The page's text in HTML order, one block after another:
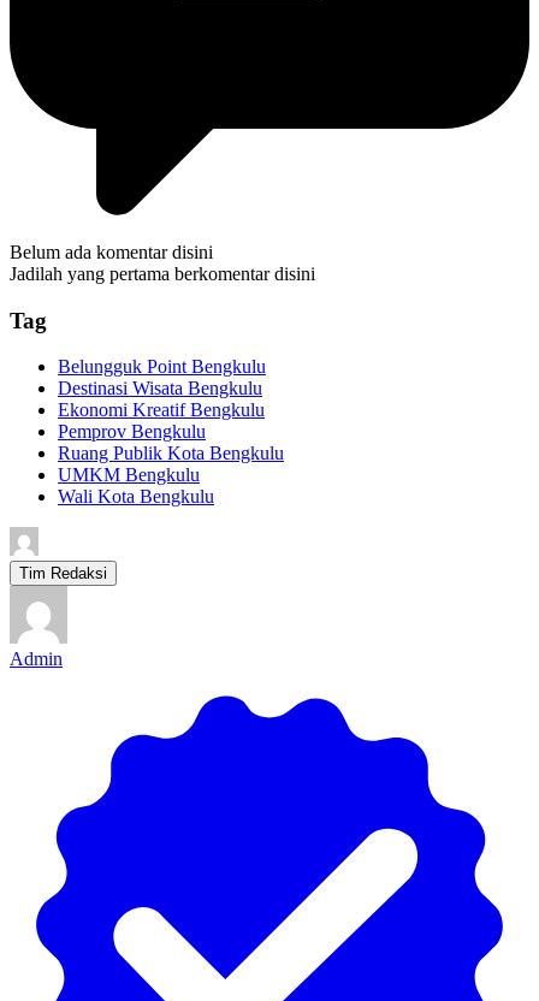
Belum ada komentar disini
Jadilah yang pertama berkomentar disini
Tag
Belungguk Point Bengkulu
Destinasi Wisata Bengkulu
Ekonomi Kreatif Bengkulu
Pemprov Bengkulu
Ruang Publik Kota Bengkulu
UMKM Bengkulu
Wali Kota Bengkulu
Tim Redaksi
Admin